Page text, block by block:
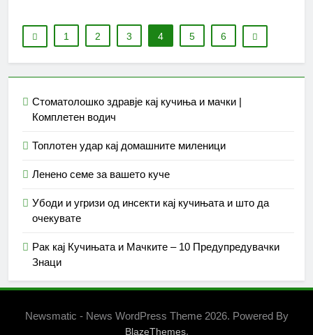
1 2 3 4 5 6
Стоматолошко здравје кај кучиња и мачки |
Комплетен водич
Топлотен удар кај домашните миленици
Ленено семе за вашето куче
Убоди и угризи од инсекти кај кучињата и што да
очекувате
Рак кај Кучињата и Мачките – 10 Предупредувачки
Знаци
Newsmatic - News WordPress Theme 2026. Powered By
BlazeThemes.